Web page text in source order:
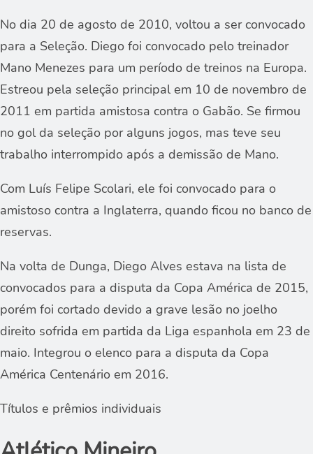
No dia 20 de agosto de 2010, voltou a ser convocado
para a Seleção. Diego foi convocado pelo treinador
Mano Menezes para um período de treinos na Europa.
Estreou pela seleção principal em 10 de novembro de
2011 em partida amistosa contra o Gabão. Se firmou
no gol da seleção por alguns jogos, mas teve seu
trabalho interrompido após a demissão de Mano.
Com Luís Felipe Scolari, ele foi convocado para o
amistoso contra a Inglaterra, quando ficou no banco de
reservas.
Na volta de Dunga, Diego Alves estava na lista de
convocados para a disputa da Copa América de 2015,
porém foi cortado devido a grave lesão no joelho
direito sofrida em partida da Liga espanhola em 23 de
maio. Integrou o elenco para a disputa da Copa
América Centenário em 2016.
Títulos e prêmios individuais